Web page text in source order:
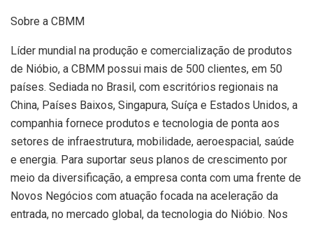
Sobre a CBMM
Líder mundial na produção e comercialização de produtos
de Nióbio, a CBMM possui mais de 500 clientes, em 50
países. Sediada no Brasil, com escritórios regionais na
China, Países Baixos, Singapura, Suíça e Estados Unidos, a
companhia fornece produtos e tecnologia de ponta aos
setores de infraestrutura, mobilidade, aeroespacial, saúde
e energia. Para suportar seus planos de crescimento por
meio da diversificação, a empresa conta com uma frente de
Novos Negócios com atuação focada na aceleração da
entrada, no mercado global, da tecnologia do Nióbio. Nos